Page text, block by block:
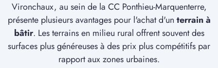
Vironchaux, au sein de la CC Ponthieu-Marquenterre,
présente plusieurs avantages pour l'achat d'un terrain à
bâtir. Les terrains en milieu rural offrent souvent des
surfaces plus généreuses à des prix plus compétitifs par
rapport aux zones urbaines.